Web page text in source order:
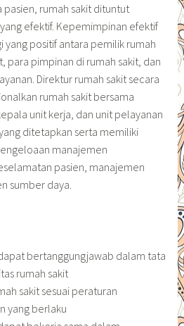
rumah sakit dituntut
efektif. Kepemimpinan efektif
yang positif antara pemilik rumah
para pimpinan di rumah sakit, dan
Direktur rumah sakit secara
rumah sakit bersama
unit kerja, dan unit pelayanan
ditetapkan serta memiliki
manajemen
pasien, manajemen
sumber daya.
bertanggungjawab dalam tata
rumah sakit
sakit sesuai peraturan
yang berlaku